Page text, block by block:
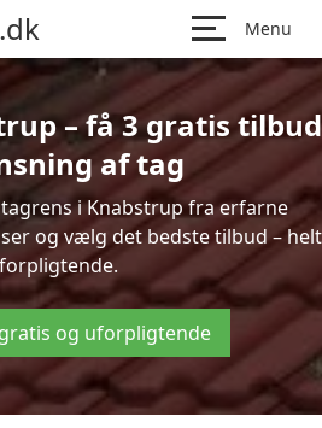
Menu
– få 3 gratis tilbud
af tag
i Knabstrup fra erfarne
og vælg det bedste tilbud – helt
og uforpligtende